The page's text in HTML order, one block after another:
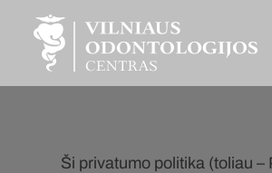
Ši privatumo politika (toliau